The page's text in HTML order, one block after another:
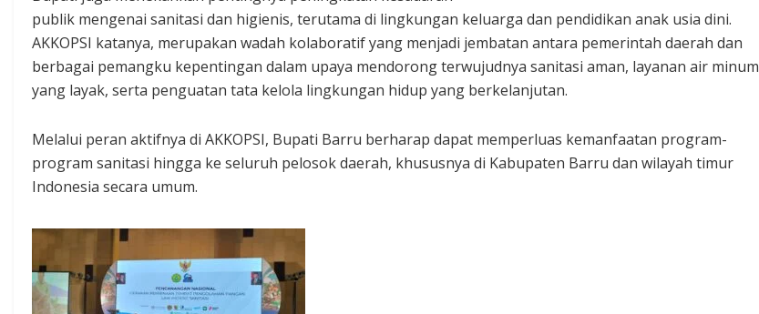
publik mengenai sanitasi dan higienis, terutama di lingkungan keluarga dan pendidikan anak usia dini.
AKKOPSI katanya, merupakan wadah kolaboratif yang menjadi jembatan antara pemerintah daerah dan
berbagai pemangku kepentingan dalam upaya mendorong terwujudnya sanitasi aman, layanan air minum
yang layak, serta penguatan tata kelola lingkungan hidup yang berkelanjutan.
Melalui peran aktifnya di AKKOPSI, Bupati Barru berharap dapat memperluas kemanfaatan program-
program sanitasi hingga ke seluruh pelosok daerah, khususnya di Kabupaten Barru dan wilayah timur
Indonesia secara umum.